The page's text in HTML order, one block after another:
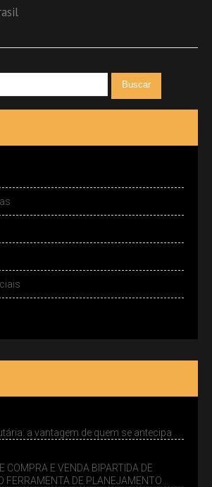
a vantagem de quem se antecipa
COMPRA E VENDA BIPARTIDA DE
FERRAMENTA DE PLANEJAMENTO